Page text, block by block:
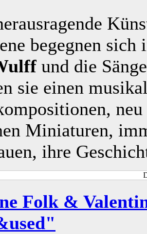
begegnen
und die
sie einen
Miniaturen,
ihre
Folk &